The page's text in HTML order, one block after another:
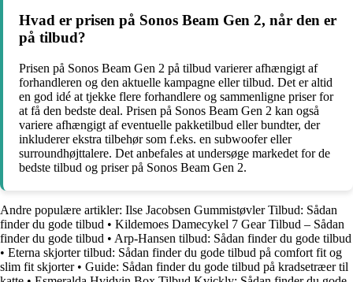
Hvad er prisen på Sonos Beam Gen 2, når den er
på tilbud?
Prisen på Sonos Beam Gen 2 på tilbud varierer afhængigt af
forhandleren og den aktuelle kampagne eller tilbud. Det er altid
en god idé at tjekke flere forhandlere og sammenligne priser for
at få den bedste deal. Prisen på Sonos Beam Gen 2 kan også
variere afhængigt af eventuelle pakketilbud eller bundter, der
inkluderer ekstra tilbehør som f.eks. en subwoofer eller
surroundhøjttalere. Det anbefales at undersøge markedet for de
bedste tilbud og priser på Sonos Beam Gen 2.
Andre populære artikler: Ilse Jacobsen Gummistøvler Tilbud: Sådan
finder du gode tilbud • Kildemoes Damecykel 7 Gear Tilbud – Sådan
finder du gode tilbud • Arp-Hansen tilbud: Sådan finder du gode tilbud
• Eterna skjorter tilbud: Sådan finder du gode tilbud på comfort fit og
slim fit skjorter• Guide: Sådan finder du gode tilbud på kradsetræer til